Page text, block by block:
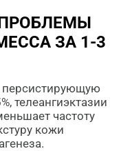
ЗА 1-3
персистирующую
телеангиэктазии
частоту
кожи